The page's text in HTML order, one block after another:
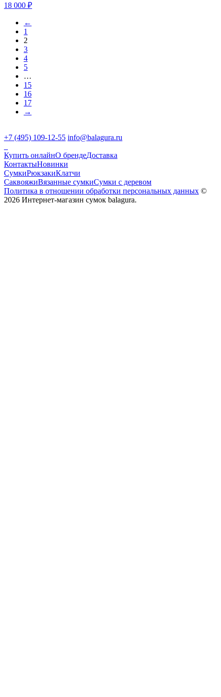
18 000 ₽
←
1
2
3
4
5
…
15
16
17
→
+7 (495) 109-12-55 info@balagura.ru
Купить онлайнО брендеДоставка
КонтактыНовинки
СумкиРюкзакиКлатчи
СаквояжиВязанные сумкиСумки с деревом
Политика в отношении обработки персональных данных ©
2026 Интернет-магазин сумок balagura.